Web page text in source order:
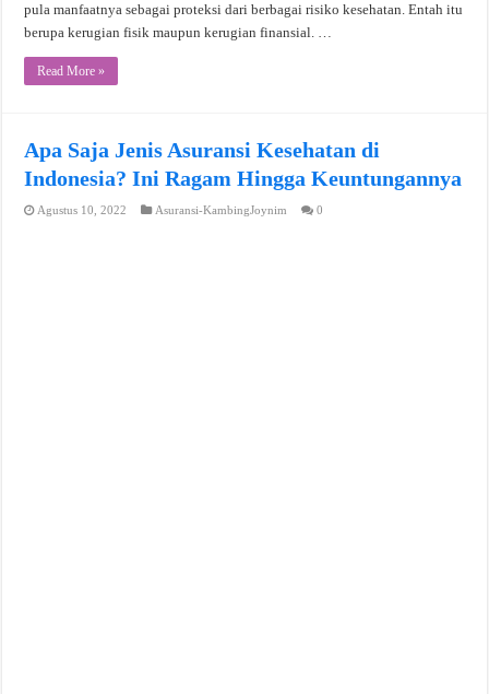
pula manfaatnya sebagai proteksi dari berbagai risiko kesehatan. Entah itu
berupa kerugian fisik maupun kerugian finansial. …
Read More »
Apa Saja Jenis Asuransi Kesehatan di
Indonesia? Ini Ragam Hingga Keuntungannya
Agustus 10, 2022 Asuransi-KambingJoynim 0